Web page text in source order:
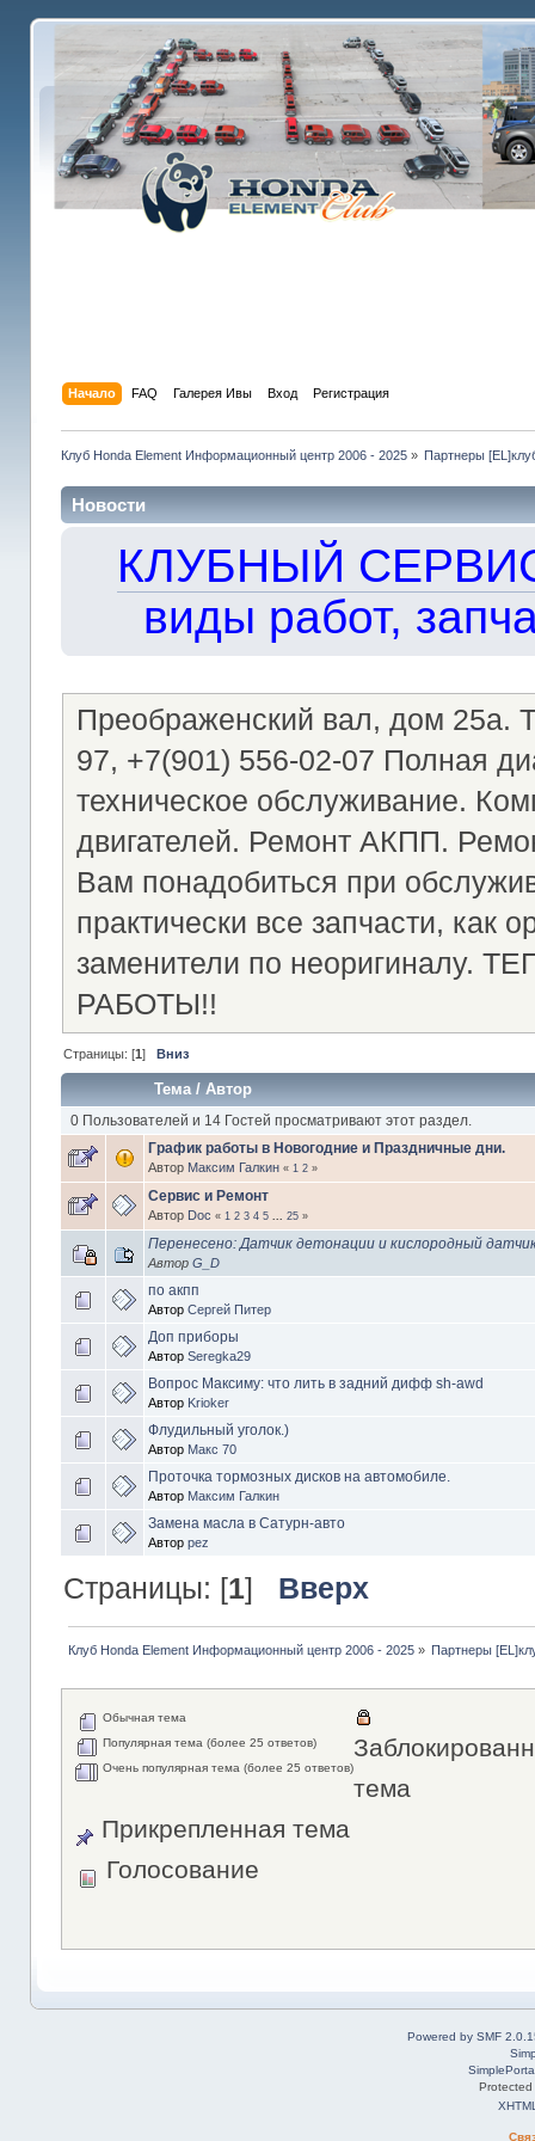
Начало FAQ Галерея Ивы Вход Регистрация
Клуб Honda Element Информационный центр 2006 - 2025» Партнеры
Новости
КЛУБНЫЙ
виды работ,
Преображенский вал, дом 25а.
97, +7(901) 556-02-07 Полная
техническое обслуживание.
двигателей. Ремонт АКПП.
Вам понадобиться при
практически все запчасти, как
заменители по
РАБОТЫ!!
Страницы: [1] Вниз
Тема/ Автор
0 Пользователей и 14 Гостей просматривают этот раздел.
График работы в Новогодние и Праздничные дни.
Автор Максим Галкин « 1 2»
Сервис и Ремонт
Автор Doc « 1 2 3 4 5 25»
Перенесено: Датчик детонации и кислородный
Автор G_D
по акпп
Автор Сергей Питер
Доп приборы
Автор Seregka29
Вопрос Максиму: что лить в задний дифф sh-awd
Автор Krioker
Флудильный уголок.)
Автор Макс 70
Проточка тормозных дисков на автомобиле.
Автор Максим Галкин
Замена масла в Сатурн-авто
Автор pez
Страницы: [1] Вверх
Клуб Honda Element Информационный центр 2006 - 2025» Партнеры
Обычная тема
Популярная тема (более 25 ответов)
Очень популярная тема (более 25 ответов)
тема
Прикрепленная тема
Голосование
Powered by SMF